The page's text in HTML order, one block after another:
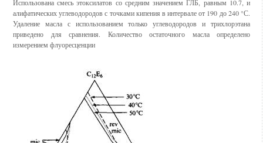
Использована смесь этоксилатов со средним значением ГЛБ, равным 10.7, и
алифатических углеводородов с точками кипения в интервале от 190 до 240 °С.
Удаление масла с использованием только углеводородов и трихлорэтана
приведено для сравнения. Количество остаточного масла определено
измерением флуоресценции